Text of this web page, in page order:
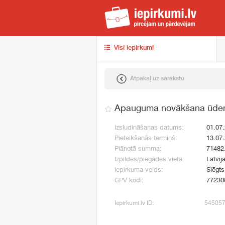
Visi iepirkumi
Atpakaļ uz sarakstu
Apauguma novākšana
Izsludināšanas datums:
Pieteikšanās termiņš:
Plānotā summa:
Izpildes/piegādes vieta:
Latvija
Iepirkuma veids:
CPV kodi:
Iepirkumi.lv ID: